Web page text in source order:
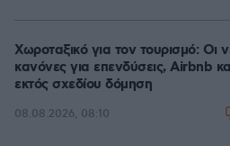
Χωροταξικό για τον τουρισμό: Οι
κανόνες για επενδύσεις, Airbnb
εκτός σχεδίου δόμηση
08.08.2026, 08:10